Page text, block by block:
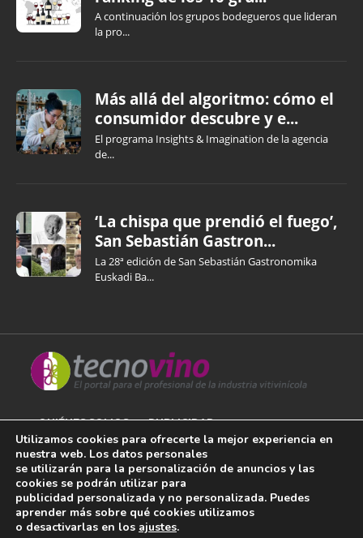
A continuación los grupos bodegueros que lideran
la pro...
Más allá del algoritmo: cómo el
consumidor descubre y e...
El programa Insights & Imagination de la agencia
de...
‘La chispa que prendió el fuego’,
San Sebastián Gastron...
La 28ª edición de San Sebastián Gastronomika
Euskadi Ba...
QUIÉNES SOMOS PUBLICIDAD
AVISO LEGAL
POLÍTICA DE COOKIES
POLÍTICA DE PRIVACIDAD
Utilizamos cookies para ofrecerte la mejor experiencia en
nuestra web. Los datos personales
se utilizarán para la personalización de anuncios y las
cookies se podrán utilizar para
publicidad personalizada y no personalizada. Puedes
aprender más sobre qué cookies utilizamos
o desactivarlas en los ajustes.